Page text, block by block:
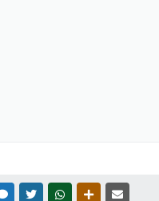
MESSENGER
TWITTERWHATSAPPOUTRAS MÍDIAS